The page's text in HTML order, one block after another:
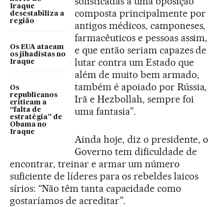
Iraque
desestabiliza a
região
Os EUA atacam
os jihadistas no
Iraque
Os
republicanos
criticam a
“falta de
estratégia” de
Obama no
Iraque
composta principalmente por
antigos médicos, camponeses,
farmacêuticos e pessoas assim,
e que então seriam capazes de
lutar contra um Estado que
além de muito bem armado,
também é apoiado por Rússia,
Irã e Hezbollah, sempre foi
uma fantasia”.
Ainda hoje, diz o presidente, o
Governo tem dificuldade de
encontrar, treinar e armar um número
suficiente de líderes para os rebeldes laicos
sírios: “Não têm tanta capacidade como
gostaríamos de acreditar”.